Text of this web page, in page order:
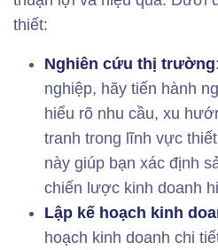
thiết:
Nghiên cứu thị trường
nghiệp, hãy tiến hành
hiểu rõ nhu cầu, xu
tranh trong lĩnh vực
này giúp bạn xác định
chiến lược kinh doanh
Lập kế hoạch kinh
hoạch kinh doanh chi